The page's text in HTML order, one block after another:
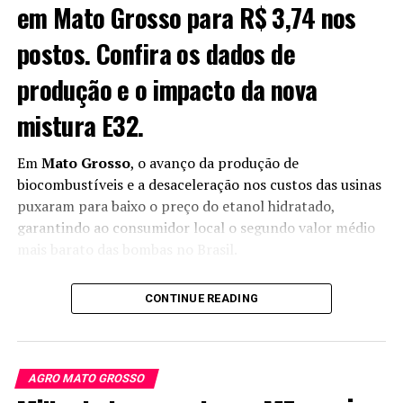
Beber, presidente da entidade. “É uma maneira de
mostrar o impacto positivo do agro na vida das pessoas”
Com sede em Rondonópolis, o IBG Business School atua
com MBAs, mestrados e programas de educação
corporativa focados em gestão. Foto: Divulgação/IBG
em Mato Grosso para R$ 3,74 nos
postos. Confira os dados de
produção e o impacto da nova
mistura E32.
EmMato Grosso, o avanço da produção de
biocombustíveis e a desaceleração nos custos das usinas
puxaram para baixo o preço do etanol hidratado,
garantindo ao consumidor local o segundo valor médio
O cenário reflete a expansão da safra 2026/2027,
estimada em 8,4 bilhões de litros — um salto de 16,08%
atividade.
CONTINUE READING
AGRO MATO GROSSO